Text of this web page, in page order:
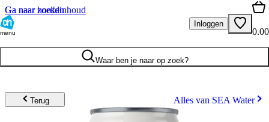
Ga naar hoofdinhoud
Ga naar zoeken
menu
Inloggen
0.00
Waar ben je naar op zoek?
Terug Alles van SEA Water